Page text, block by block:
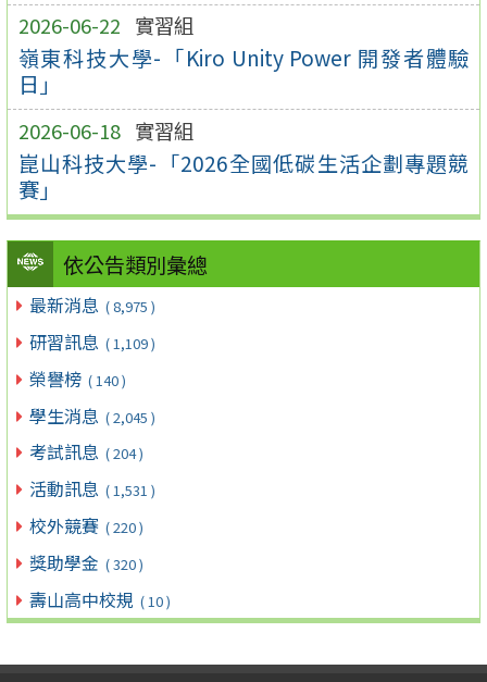
2026-06-22 實習組
嶺東科技大學-「Kiro Unity Power 開發者體驗
日」
2026-06-18 實習組
崑山科技大學-「2026全國低碳生活企劃專題競
賽」
依公告類別彙總
最新消息 ( 8,975 )
研習訊息 ( 1,109 )
榮譽榜 ( 140 )
學生消息 ( 2,045 )
考試訊息 ( 204 )
活動訊息 ( 1,531 )
校外競賽 ( 220 )
獎助學金 ( 320 )
壽山高中校規 ( 10 )